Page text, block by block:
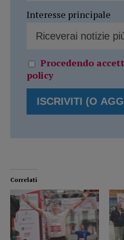
Interesse principale
Procedendo
policy
Correlati